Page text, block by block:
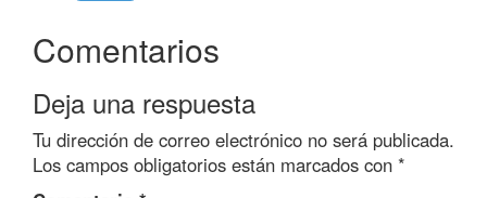
Comentarios
Deja una respuesta
Tu dirección de correo electrónico no será publicada.
Los campos obligatorios están marcados con *